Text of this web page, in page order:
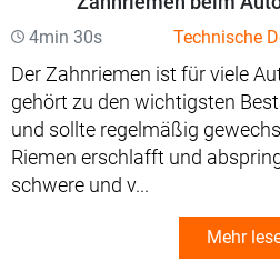
4min 30s Technische
Der Zahnriemen ist für viele
gehört zu den wichtigsten
und sollte regelmäßig
Riemen erschlafft und
schwere und v...
Mehr